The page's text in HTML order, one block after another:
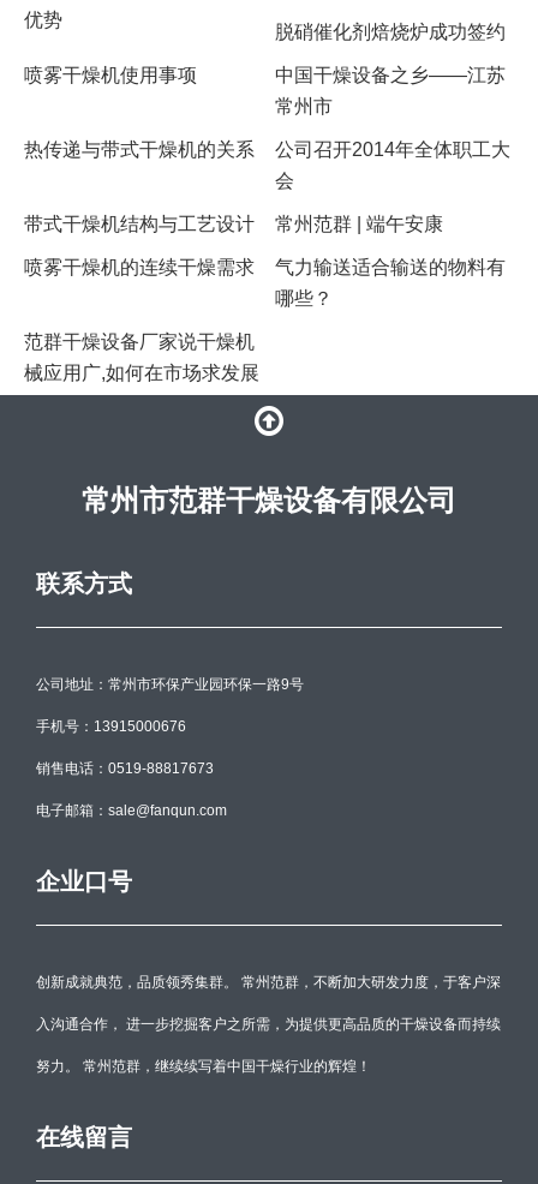
优势
脱硝催化剂焙烧炉成功签约
喷雾干燥机使用事项
中国干燥设备之乡——江苏
常州市
热传递与带式干燥机的关系
公司召开2014年全体职工大
会
带式干燥机结构与工艺设计 常州范群 | 端午安康
​喷雾干燥机的连续干燥需求
气力输送适合输送的物料有
哪些？
范群干燥设备厂家说干燥机
械应用广,如何在市场求发展
常州市范群干燥设备有限公司
联系方式
公司地址：常州市环保产业园环保一路9号
手机号：13915000676
销售电话：0519-88817673
电子邮箱：sale@fanqun.com
企业口号
创新成就典范，品质领秀集群。 常州范群，不断加大研发力度，于客户深
入沟通合作， 进一步挖掘客户之所需，为提供更高品质的干燥设备而持续
努力。 常州范群，继续续写着中国干燥行业的辉煌！
在线留言